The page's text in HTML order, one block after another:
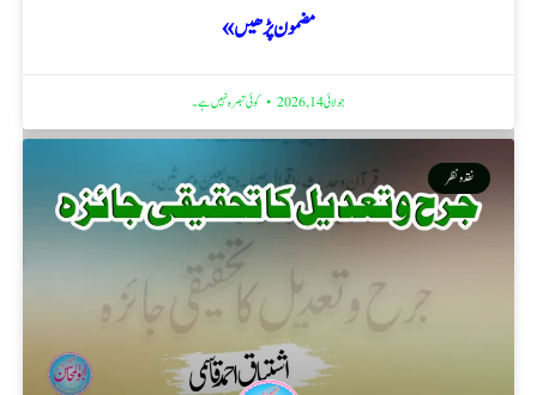
مضمون پڑھیں »
جولائی 14, 2026 کوئی تبصرہ نہیں ہے۔
نقد ونظر